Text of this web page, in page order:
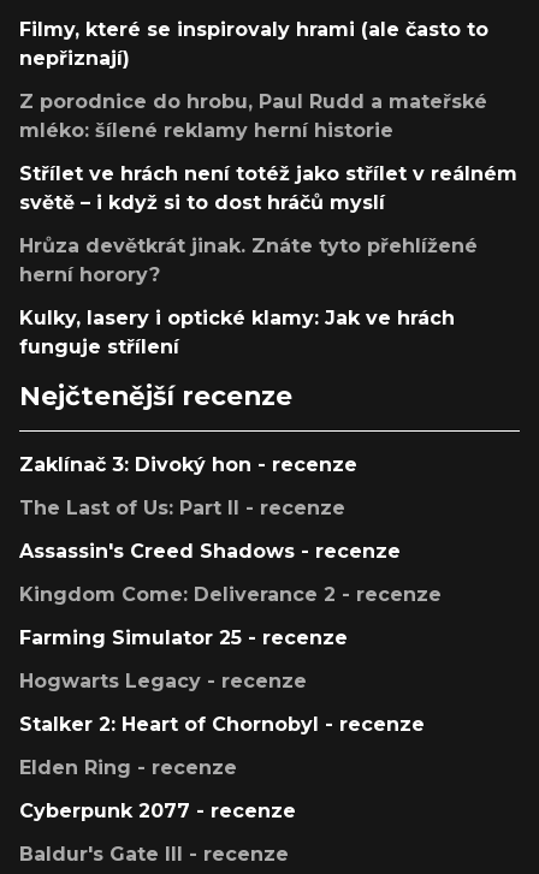
Filmy, které se inspirovaly hrami (ale často to
nepřiznají)
Z porodnice do hrobu, Paul Rudd a mateřské
mléko: šílené reklamy herní historie
Střílet ve hrách není totéž jako střílet v reálném
světě – i když si to dost hráčů myslí
Hrůza devětkrát jinak. Znáte tyto přehlížené
herní horory?
Kulky, lasery i optické klamy: Jak ve hrách
funguje střílení
Nejčtenější recenze
Zaklínač 3: Divoký hon - recenze
The Last of Us: Part II - recenze
Assassin's Creed Shadows - recenze
Kingdom Come: Deliverance 2 - recenze
Farming Simulator 25 - recenze
Hogwarts Legacy - recenze
Stalker 2: Heart of Chornobyl - recenze
Elden Ring - recenze
Cyberpunk 2077 - recenze
Baldur's Gate III - recenze